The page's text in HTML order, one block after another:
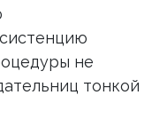
не
тонкой